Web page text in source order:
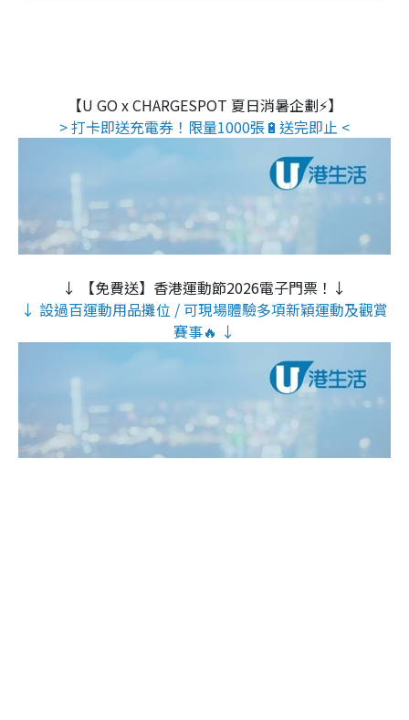
【U GO x CHARGESPOT 夏日消暑企劃⚡】
> 打卡即送充電券！限量1000張🔋送完即止 <
↓ 【免費送】香港運動節2026電子門票！↓
↓ 設過百運動用品攤位 / 可現場體驗多項新穎運動及觀賞
賽事🔥 ↓